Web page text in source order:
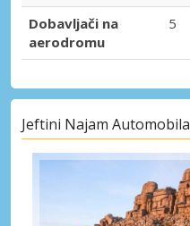
Dobavljači na
aerodromu
5
Jeftini Najam